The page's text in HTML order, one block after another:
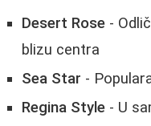
Desert Rose -
blizu centra
Sea Star -
Regina Style - U